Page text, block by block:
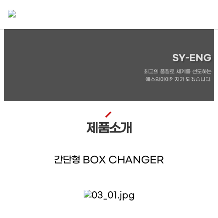
SY-ENG
최고의 품질로 세계를 선도하는
에스와이이엔지가 되겠습니다.
제품소개
간단형 BOX CHANGER